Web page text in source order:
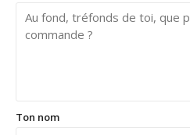
Ton nom